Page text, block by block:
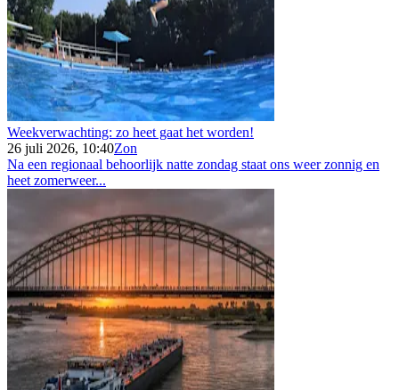
Weekverwachting: zo heet gaat het worden!
26 juli 2026, 10:40Zon
Na een regionaal behoorlijk natte zondag staat ons weer zonnig en
heet zomerweer...